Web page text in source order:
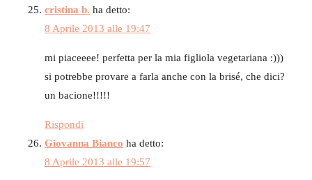
cristina b. ha detto:
8 Aprile 2013 alle 19:47
mi piaceeee! perfetta per la mia figliola vegetariana :)))
si potrebbe provare a farla anche con la brisé, che dici?
un bacione!!!!!
Rispondi
Giovanna Bianco ha detto:
8 Aprile 2013 alle 19:57